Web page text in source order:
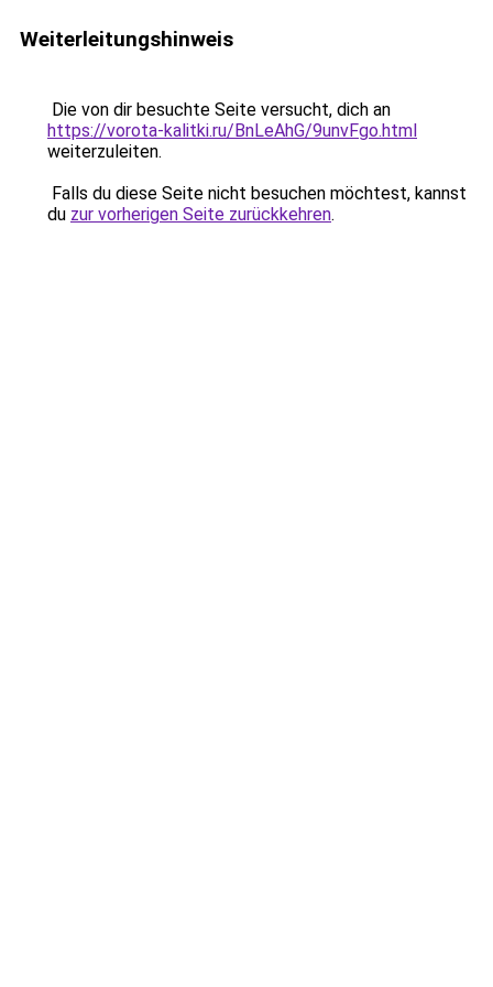
Weiterleitungshinweis
Die von dir besuchte Seite versucht, dich an
https://vorota-kalitki.ru/BnLeAhG/9unvFgo.html
weiterzuleiten.
Falls du diese Seite nicht besuchen möchtest, kannst
du zur vorherigen Seite zurückkehren.